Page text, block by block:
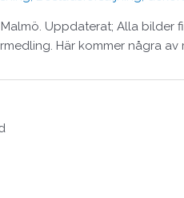
Uppdaterat; Alla
Här kommer några